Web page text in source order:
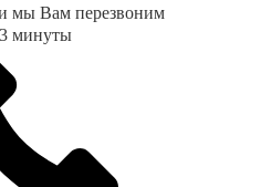
и мы Вам перезвоним
3 минуты